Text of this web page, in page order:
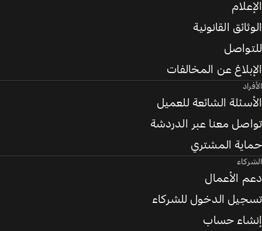
الإعلام
الوثائق القانونية
للتواصل
الإبلاغ عن المخالفات
الأفراد
الأسئلة الشائعة للعميل
تواصل معنا عبر الدردشة
حماية المشتري
الشركاء
دعم الأعمال
تسجيل الدخول للشركاء
إنشاء حساب